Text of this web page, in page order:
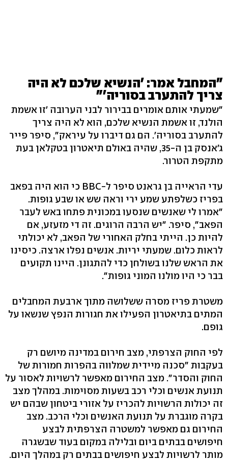
"המחבל אמר: 'הנשיא שלכם לא היה
צריך להתערב בסוריה'"
"שמעתי אותם אומרים בבירור לבני הערובה 'זו אשמת
הולנד, זו אשמת הנשיא שלכם, הוא לא היה צריך
להתערב בסוריה'. הם גם דיברו על עיראק", סיפר פייר
ג'אנסק בן ה-35, שהיה באולם תיאטרון בטקלאן בעת
מתקפת הטרור.
עדי הראייה בן גראנט סיפר ל-BBC כי הוא היה בפאב
בפריז כשלפתע שמע ירי וראה שש או שבע גופות.
"אמרו לי שאנשים שנסעו במכונית פתחו באש לעבר
הפאב", סיפר. "יש הרבה הרוגים. זה די מזעזע, אם
להיות כן. הייתי בחלק האחורי של הפאב, לא יכולתי
לראות כלום. שמעתי יריות. אנשים נפלו ארצה. כיסינו
את הראש שלנו בשולחן כדי להתגונן. היינו תקועים
בבר כי היו מולנו המוני גופות".
משטרת פריז מסרה ששלושה מתוך ארבעת המחבלים
המתים בתיאטרון הפעילו את חגורות הנפץ שנשאו על
גופם.
לפי החוק הצרפתי, מצב חירום במדינה מיושם רק
בעקבות "סכנה מיידית שמלווה בהפרות חמורות של
החוק והסדר". מצב החירום מאפשר לרשויות לאסור על
תנועת אנשים וכלי רכב בשעות מסוימות. במהלך מצב
זה יכולות הרשויות להכריז על אזורי ביטחון שבהם יש
בקרה מוגברת על תנועת האנשים וכלי הרכב. מצב
החירום גם מאפשר למשטרה הצרפתית לבצע
חיפושים בבתים ביום ובלילה במקום בעוד שבשגרה
מותר לרשויות לבצע חיפושים בבתים רק במהלך היום.